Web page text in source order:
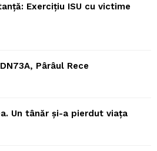
Exercițiu ISU cu victime
Pârâul Rece
Un tânăr și-a pierdut viața